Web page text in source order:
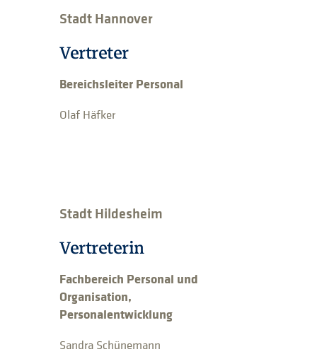
Stadt Hannover
Vertreter
Bereichsleiter Personal
Olaf Häfker
Stadt Hildesheim
Vertreterin
Fachbereich Personal und
Organisation,
Personalentwicklung
Sandra Schünemann